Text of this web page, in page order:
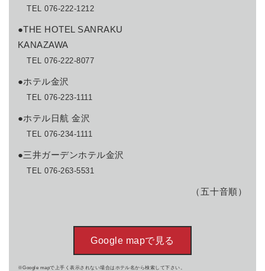
TEL 076-222-1212
●THE HOTEL SANRAKU
KANAZAWA
TEL 076-222-8077
●ホテル金沢
TEL 076-223-1111
●ホテル日航 金沢
TEL 076-234-1111
●三井ガーデンホテル金沢
TEL 076-263-5531
（五十音順）
Google mapで見る
※Google mapで上手く表示されない場合はホテル名から検索して下さい。